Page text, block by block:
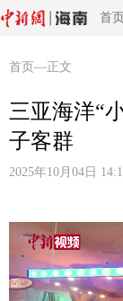
首页
首页 —正文
三亚海洋“
子客群
2025年10月04日